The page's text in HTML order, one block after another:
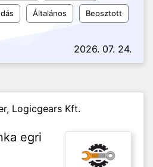
Általános Beosztott
2026. 07. 24.
Logicgears Kft.
egri